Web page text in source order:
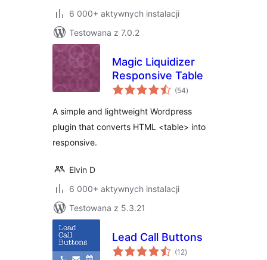
6 000+ aktywnych instalacji
Testowana z 7.0.2
Magic Liquidizer
Responsive Table
(54wszystkich
ocen
)
A simple and lightweight Wordpress
plugin that converts HTML <table> into
responsive.
Elvin D
6 000+ aktywnych instalacji
Testowana z 5.3.21
Lead Call Buttons
(12wszystkich
ocen
)